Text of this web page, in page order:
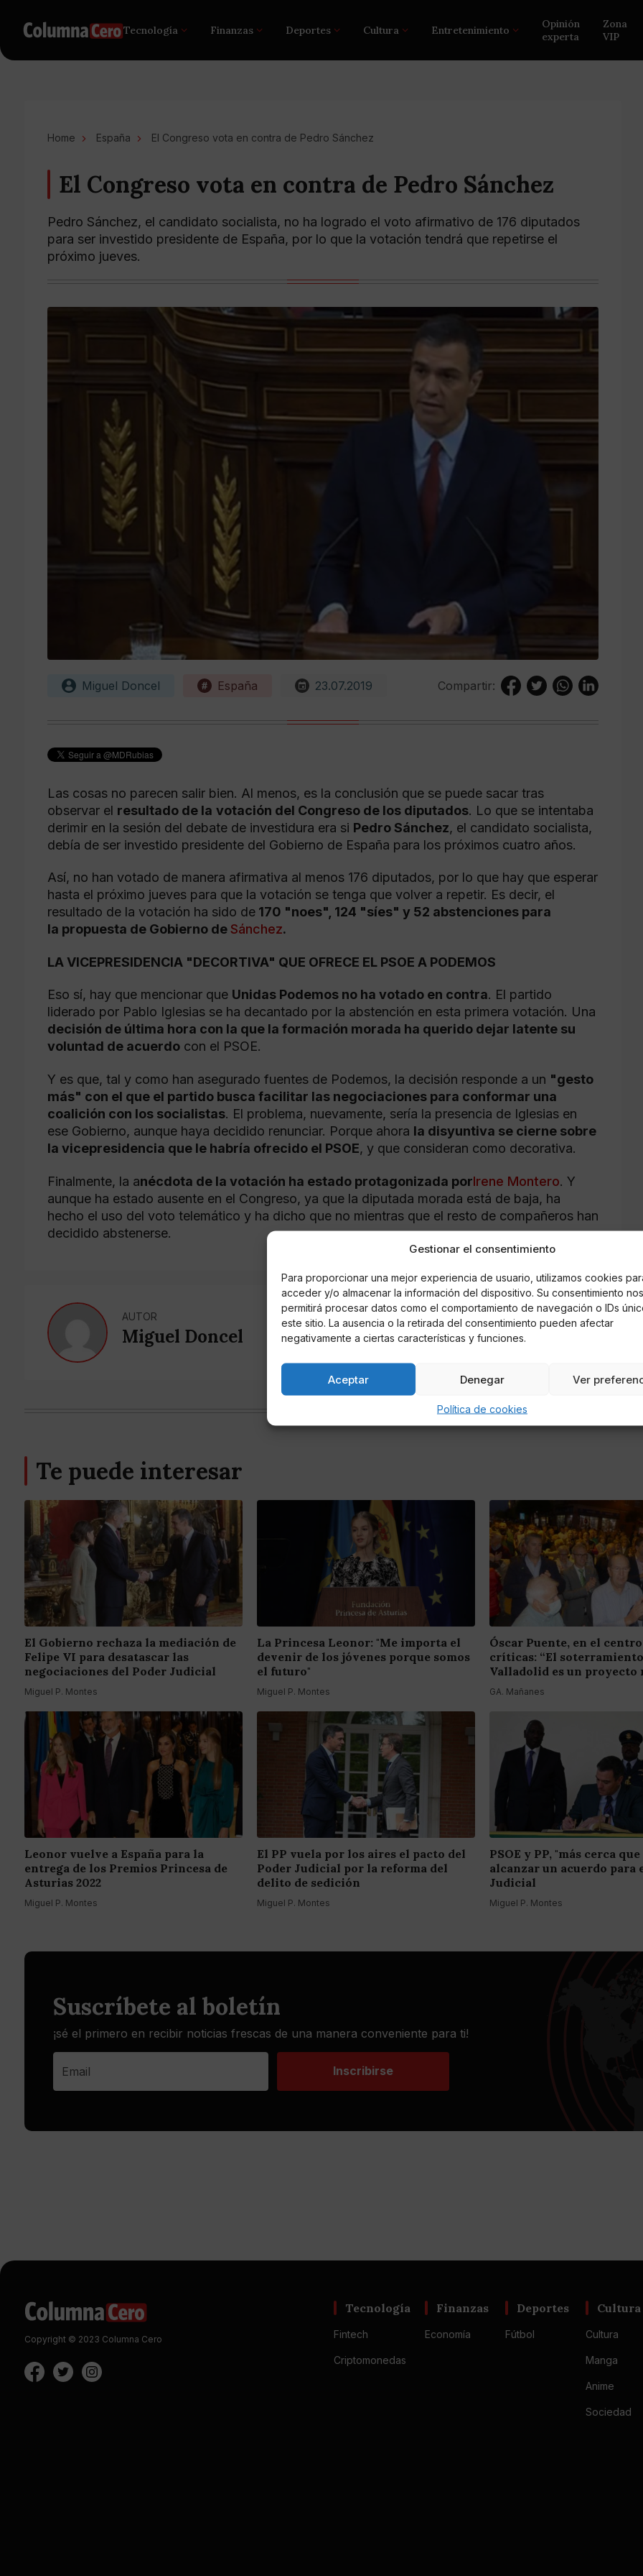
Gestionar el consentimiento
Para proporcionar una mejor experiencia de usuario, utilizamos cookies
acceder y/o almacenar la información del dispositivo. Su consentimiento nos
permitirá procesar datos como el comportamiento de navegación o IDs
este sitio. La ausencia o la retirada del consentimiento pueden afectar
negativamente a ciertas características y funciones.
Aceptar Denegar Ver
Política de cookies
Tecnología Finanzas Deportes Cultura Entretenimiento
Opinión
experta
Zona
VIP
Home España El Congreso vota en contra de Pedro Sánchez
El Congreso vota en contra de Pedro Sánchez
Pedro Sánchez, el candidato socialista, no ha logrado el voto afirmativo de 176 diputados
para ser investido presidente de España, por lo que la votación tendrá que repetirse el
próximo jueves.
Miguel Doncel España 23.07.2019 Compartir:
Las cosas no parecen salir bien. Al menos, es la conclusión que se puede sacar tras
observar el resultado de la votación del Congreso de los diputados. Lo que se intentaba
derimir en la sesión del debate de investidura era si Pedro Sánchez, el candidato socialista,
debía de ser investido presidente del Gobierno de España para los próximos cuatro años.
Así, no han votado de manera afirmativa al menos 176 diputados, por lo que hay que esperar
hasta el próximo jueves para que la votación se tenga que volver a repetir. Es decir, el
resultado de la votación ha sido de 170 "noes", 124 "síes" y 52 abstenciones para
la propuesta de Gobierno deSánchez.
LA VICEPRESIDENCIA "DECORTIVA" QUE OFRECE EL PSOE A PODEMOS
Eso sí, hay que mencionar que Unidas Podemos no ha votado en contra. El partido
liderado por Pablo Iglesias se ha decantado por la abstención en esta primera votación. Una
decisión de última hora con la que la formación morada ha querido dejar latente su
voluntad de acuerdo con el PSOE.
Y es que, tal y como han asegurado fuentes de Podemos, la decisión responde a un "gesto
más" con el que el partido busca facilitar las negociaciones para conformar una
coalición con los socialistas. El problema, nuevamente, sería la presencia de Iglesias en
ese Gobierno, aunque haya decidido renunciar. Porque ahora la disyuntiva se cierne sobre
la vicepresidencia que le habría ofrecido el PSOE, y que consideran como decorativa.
Finalmente, la anécdota de la votación ha estado protagonizada porIrene Montero. Y
aunque ha estado ausente en el Congreso, ya que la diputada morada está de baja, ha
hecho el uso del voto telemático y ha dicho que no mientras que el resto de compañeros han
decidido abstenerse.
AUTOR
Miguel Doncel
Te puede interesar
El Gobierno rechaza la mediación de
Felipe VI para desatascar las
negociaciones del Poder Judicial
Miguel P. Montes
La Princesa Leonor: "Me importa el
devenir de los jóvenes porque somos
el futuro"
Miguel P. Montes
Óscar Puente, en el
críticas: “El
Valladolid es un proyecto
GA. Mañanes
Leonor vuelve a España para la
entrega de los Premios Princesa de
Asturias 2022
Miguel P. Montes
El PP vuela por los aires el pacto del
Poder Judicial por la reforma del
delito de sedición
Miguel P. Montes
PSOE y PP, "más cerca
alcanzar un acuerdo para
Judicial
Miguel P. Montes
Suscríbete al boletín
¡sé el primero en recibir noticias frescas de una manera conveniente para ti!
Inscribirse
Copyright © 2023 Columna Cero
Tecnología
Fintech
Criptomonedas
Finanzas
Economía
Deportes
Fútbol
Cultura
Cultura
Manga
Anime
Sociedad